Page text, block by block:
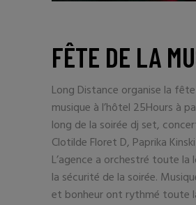
FÊTE DE LA
Long Distance organise la
musique à l’hôtel 25Hours à
long de la soirée dj set,
Clotilde Floret D, Paprika
L’agence a orchestré toute
la sécurité de la soirée.
et bonheur ont rythmé toute